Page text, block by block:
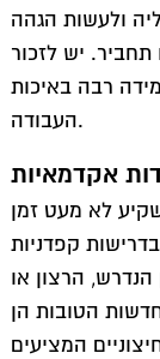
בתשלום
בכתיבת סמינריון
סמינריונית
ו”מוקשים”?
עבודה סמינריונית
עבודות אקדמיות
ולעשות הגהה
יש לזכור
רבה באיכות
העבודה.
אקדמאיות
לא מעט זמן
הרצון או
הטובות הן
המציעים